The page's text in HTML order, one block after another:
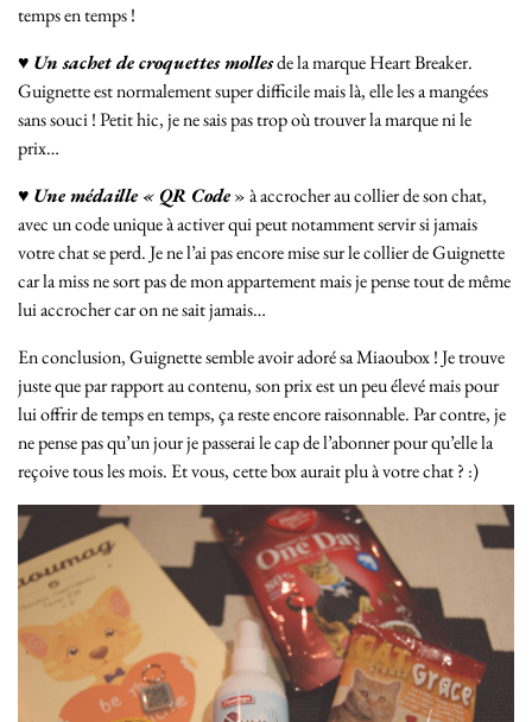
temps en temps !
♥ Un sachet de croquettes mollesde la marque Heart Breaker.
Guignette est normalement super difficile mais là, elle les a mangées
sans souci ! Petit hic, je ne sais pas trop où trouver la marque ni le
prix…
♥ Une médaille « QR Code» à accrocher au collier de son chat,
avec un code unique à activer qui peut notamment servir si jamais
votre chat se perd. Je ne l’ai pas encore mise sur le collier de Guignette
car la miss ne sort pas de mon appartement mais je pense tout de même
lui accrocher car on ne sait jamais…
En conclusion, Guignette semble avoir adoré sa Miaoubox ! Je trouve
juste que par rapport au contenu, son prix est un peu élevé mais pour
lui offrir de temps en temps, ça reste encore raisonnable. Par contre, je
ne pense pas qu’un jour je passerai le cap de l’abonner pour qu’elle la
reçoive tous les mois. Et vous, cette box aurait plu à votre chat ? :)